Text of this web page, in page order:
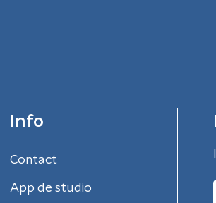
Info
Contact
App de studio